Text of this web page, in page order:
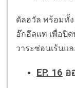
ดัลฮวัล พร้อมทั้
อ๊กอึลแท เพื่อปิ
วาระซ่อนเร้นแ
EP. 16 อ